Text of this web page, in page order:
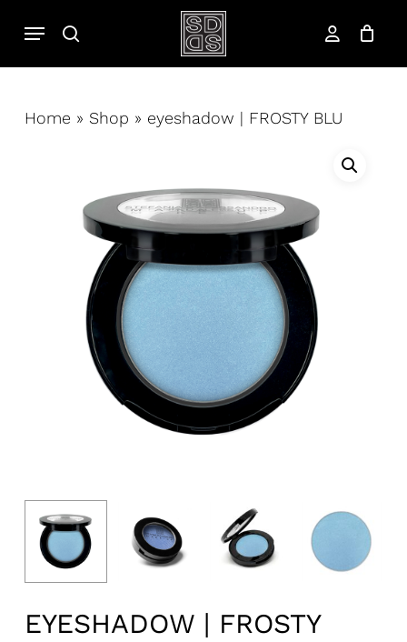
contenuto
cerca account
Menu
Home » Shop » eyeshadow | FROSTY BLU
EYESHADOW | FROSTY